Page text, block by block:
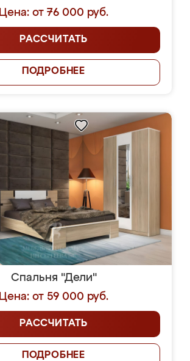
Цена: от 76 000 руб.
РАССЧИТАТЬ
ПОДРОБНЕЕ
Спальня "Дели"
Цена: от 59 000 руб.
РАССЧИТАТЬ
ПОДРОБНЕЕ